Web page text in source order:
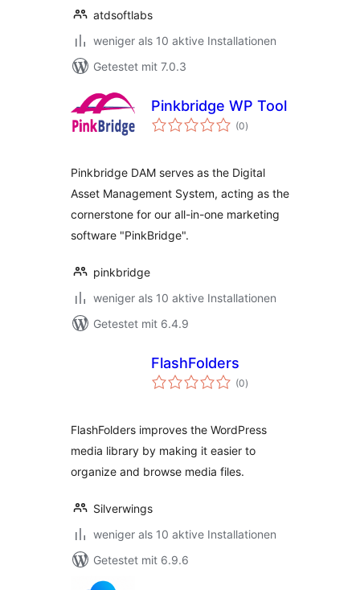
atdsoftlabs
weniger als 10 aktive Installationen
Getestet mit 7.0.3
Pinkbridge WP Tool
(0Bewertungen
insgesamt
)
Pinkbridge DAM serves as the Digital
Asset Management System, acting as the
cornerstone for our all-in-one marketing
software "PinkBridge".
pinkbridge
weniger als 10 aktive Installationen
Getestet mit 6.4.9
FlashFolders
(0Bewertungen
insgesamt
)
FlashFolders improves the WordPress
media library by making it easier to
organize and browse media files.
Silverwings
weniger als 10 aktive Installationen
Getestet mit 6.9.6